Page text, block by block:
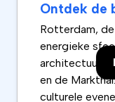
Ontdek de
Rotterdam,
energieke
architectuur,
en de
culturele